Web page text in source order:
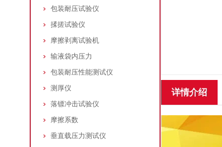
包装耐压试验仪
揉搓试验仪
摩擦剥离试验机
输液袋内压力
包装耐压性能测试仪
测厚仪
落镖冲击试验仪
摩擦系数
垂直载压力测试仪
详情介绍